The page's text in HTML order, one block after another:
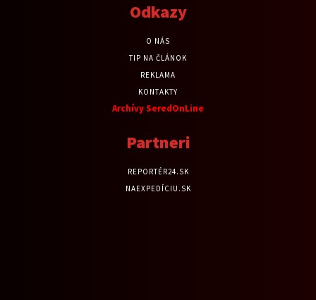
Odkazy
O NÁS
TIP NA ČLÁNOK
REKLAMA
KONTAKTY
Archívy SeredOnLine
Partneri
REPORTÉR24.SK
NAEXPEDÍCIU.SK